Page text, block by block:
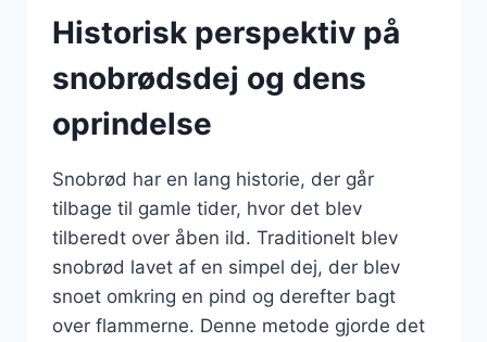
Historisk perspektiv på
snobrødsdej og dens
oprindelse
Snobrød har en lang historie, der går
tilbage til gamle tider, hvor det blev
tilberedt over åben ild. Traditionelt blev
snobrød lavet af en simpel dej, der blev
snoet omkring en pind og derefter bagt
over flammerne. Denne metode gjorde det